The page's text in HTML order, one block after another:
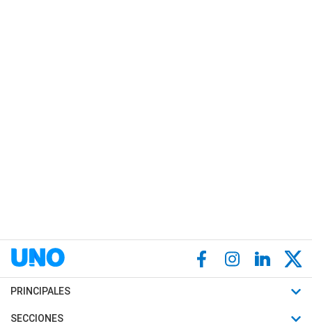
PRINCIPALES
Últimas Noticias
SECCIONES